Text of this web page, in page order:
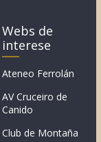
Webs de
interese
Ateneo Ferrolán
AV Cruceiro de
Canido
Club de Montaña